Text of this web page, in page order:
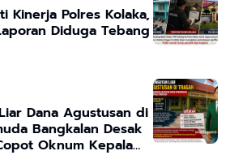
Kinerja Polres Kolaka,
Diduga Tebang
Dana Agustusan di
Bangkalan Desak
Oknum Kepala